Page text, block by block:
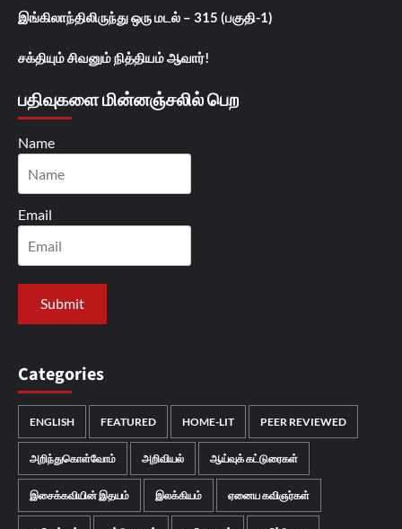
இங்கிலாந்திலிருந்து ஒரு மடல் – 315 (பகுதி-1)
சக்தியும் சிவனும் நித்தியம் ஆவார்!
பதிவுகளை மின்னஞ்சலில் பெற
Name
Email
Categories
ENGLISH FEATURED HOME-LIT PEER REVIEWED
அறிந்துகொள்வோம் அறிவியல் ஆய்வுக் கட்டுரைகள்
இசைக்கவியின் இதயம் இலக்கியம் ஏனைய கவிஞர்கள்